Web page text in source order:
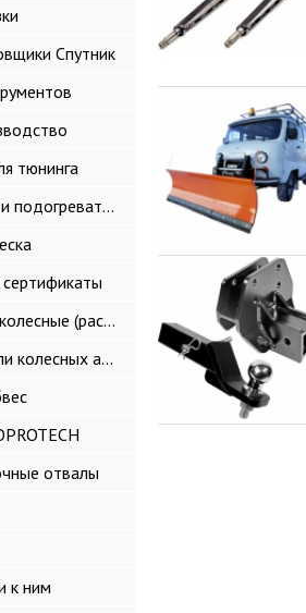
Спутник
тюнинга
Отопители и подогреватели
Проставки колесные (расширители колеи)
Расширители колесных арок и брызговики
отвалы
к ним